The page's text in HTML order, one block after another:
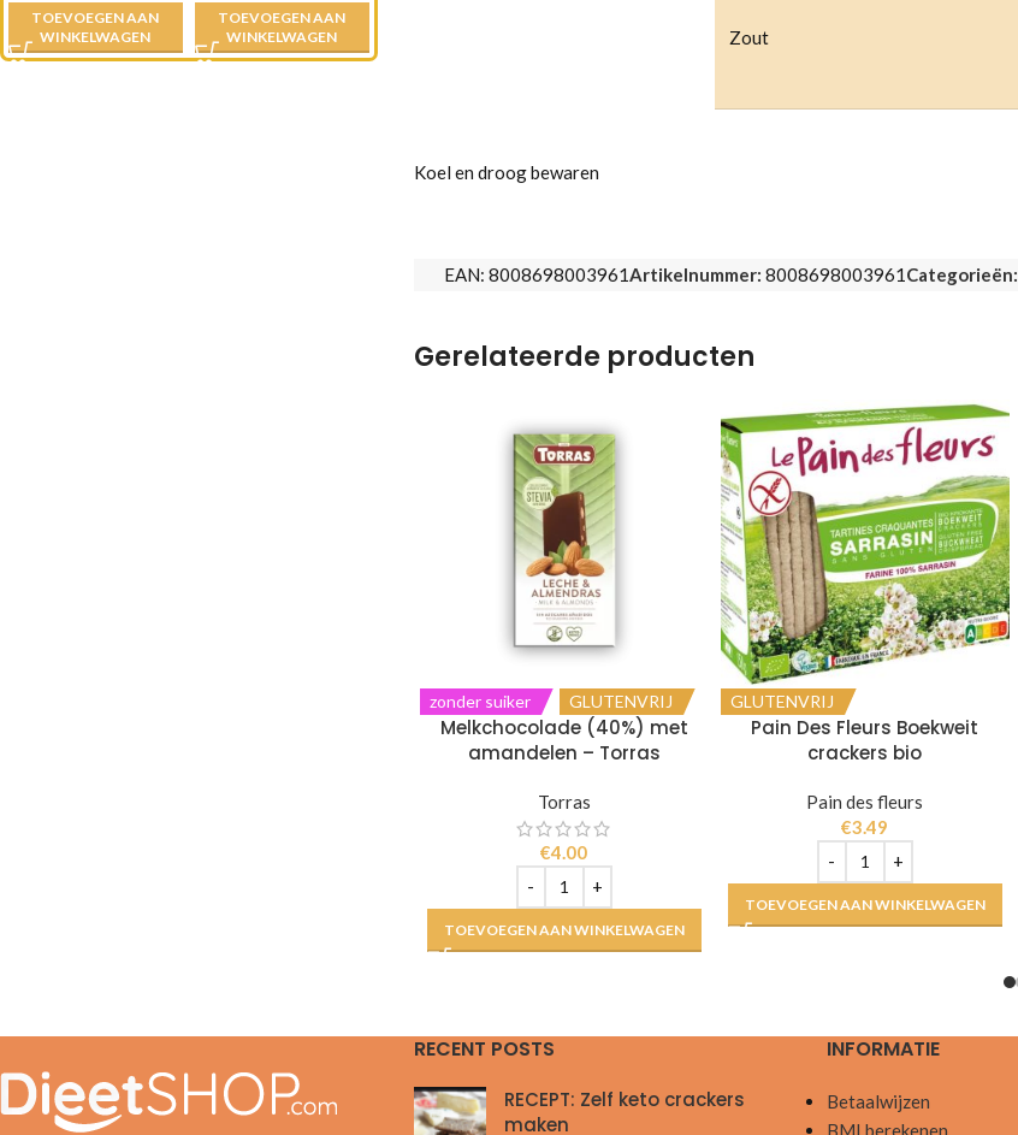
TOEVOEGEN AAN
WINKELWAGEN
TOEVOEGEN AAN
WINKELWAGEN
Zout
Koel en droog bewaren
EAN:8008698003961Artikelnummer:8008698003961Categorieën:
Gerelateerde producten
zonder suiker GLUTENVRIJ
Melkchocolade (40%) met
amandelen – Torras
Torras
€4.00
TOEVOEGEN AAN WINKELWAGEN
GLUTENVRIJ
Pain Des Fleurs Boekweit
crackers bio
Pain des fleurs
€3.49
TOEVOEGEN AAN WINKELWAGEN
RECENT POSTS
RECEPT: Zelf keto crackers
maken
INFORMATIE
Betaalwijzen
BMI berekenen